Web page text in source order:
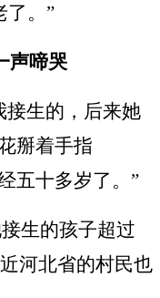
了。”
声啼哭
接生的，后来她
掰着手指
五十多岁了。”
生的孩子超过
河北省的村民也